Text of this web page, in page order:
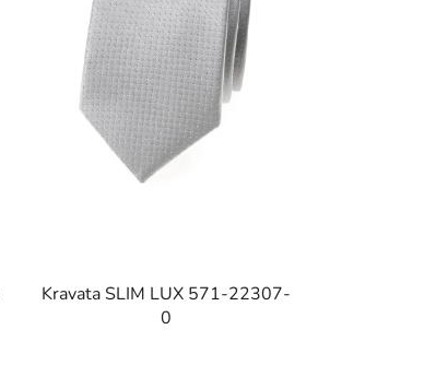
Kravata SLIM LUX 571-22307-
0